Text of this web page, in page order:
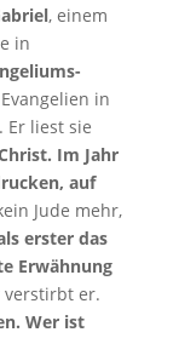
, einem
in
in
Er liest sie
Im Jahr
auf
Jude mehr,
erster das
Erwähnung
verstirbt er.
Wer ist